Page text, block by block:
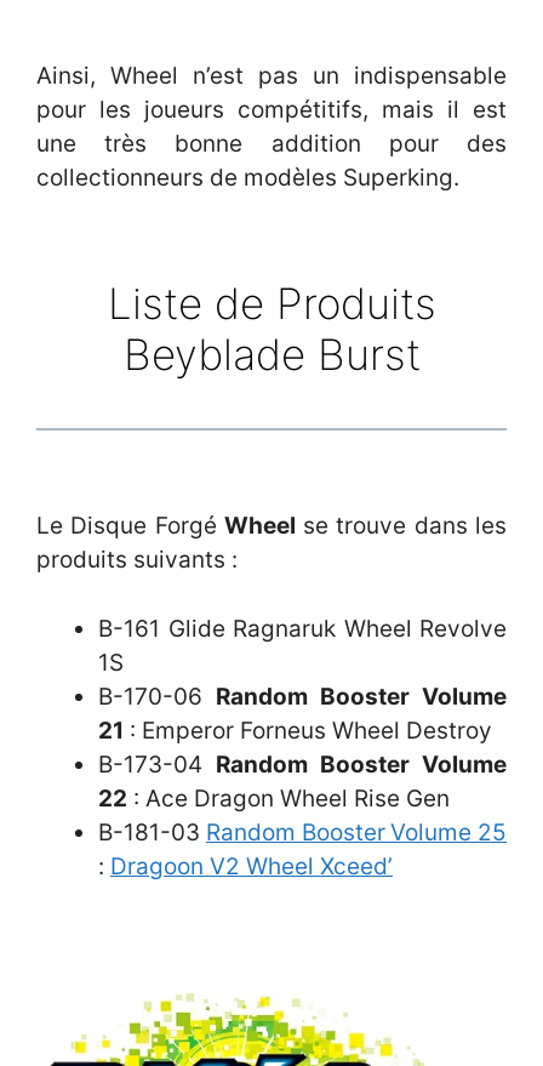
Ainsi, Wheel n’est pas un indispensable
pour les joueurs compétitifs, mais il est
une très bonne addition pour des
collectionneurs de modèles Superking.
Liste de Produits
Beyblade Burst
Le Disque Forgé Wheel se trouve dans les
produits suivants :
B-161 Glide Ragnaruk Wheel Revolve
1S
B-170-06 Random Booster Volume
21 : Emperor Forneus Wheel Destroy
B-173-04 Random Booster Volume
22 : Ace Dragon Wheel Rise Gen
B-181-03 Random BoosterVolume 25
: Dragoon V2 Wheel Xceed’